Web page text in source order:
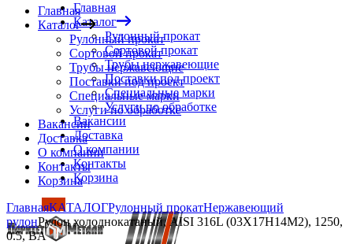
Главная
Каталог
Рулонный прокат
Сортовой прокат
Трубы нержавеющие
Поставки под проект
Специальные марки
Услуги по обработке
Вакансии
Доставка
О компании
Контакты
Корзина
Главная
Каталог
Рулонный прокат
Сортовой прокат
Трубы нержавеющие
Поставки под проект
Специальные марки
Услуги по обработке
Вакансии
Доставка
О компании
Контакты
Корзина
ГлавнаяКАТАЛОГРулонный прокатНержавеющий
рулонРулон холоднокатаный, AISI 316L (03Х17Н14М2), 1250,
0.5, BA